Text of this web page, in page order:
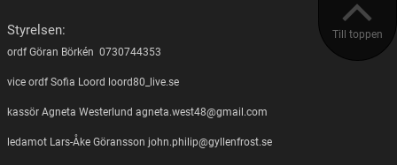
Till toppen
Styrelsen:
ordf Göran Börkén 0730744353
vice ordf Sofia Loord loord80_live.se
kassör Agneta Westerlund agneta.west48@gmail.com
ledamot Lars-Åke Göransson john.philip@gyllenfrost.se